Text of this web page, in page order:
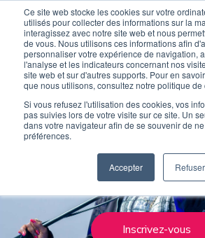
Ce site web stocke les cookies sur votre
utilisés pour collecter des informations sur la
interagissez avec notre site web et nous
de vous. Nous utilisons ces informations afin
personnaliser votre expérience de navigation,
l'analyse et les indicateurs concernant nos
site web et sur d'autres supports. Pour en
que nous utilisons, consultez notre politique de
Si vous refusez l'utilisation des cookies, vos
pas suivies lors de votre visite sur ce site. Un
dans votre navigateur afin de se souvenir de
préférences.
Accepter Refuser
Devenir élève Devenir Prof
Stage
Démarrer le
Inscrivez-vous